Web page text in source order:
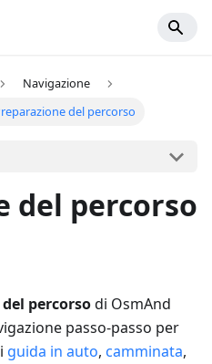
Navigazione
del percorso
del percorso
percorsodi OsmAnd
passo-passo per
guida in auto, camminata,